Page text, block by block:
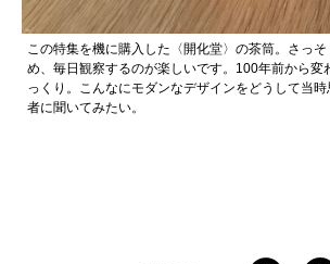
この特集を機に購入した〈開化堂〉の茶筒。さっ
め、毎日観察するのが楽しいです。100年前から変
っくり。こんなにモダンなデザインをどうして当
者に聞いてみたい。